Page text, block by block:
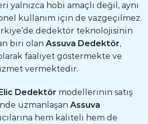
yalnızca hobi amaçlı değil, aynı
kullanım için de vazgeçilmez
dedektör teknolojisinin
biri olan Assuva Dedektör,
faaliyet göstermekte ve
vermektedir.
Dedektör modellerinin satış
uzmanlaşan Assuva
hem kaliteli hem de